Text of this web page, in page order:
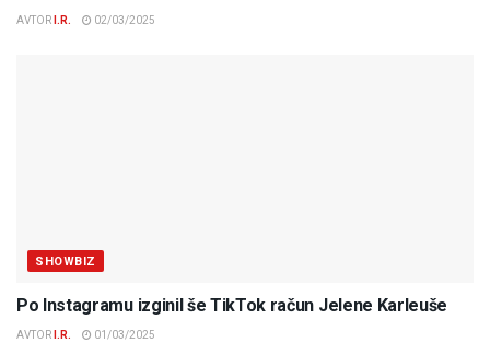
AVTOR I.R. 02/03/2025
SHOWBIZ
Po Instagramu izginil še TikTok račun Jelene Karleuše
AVTOR I.R. 01/03/2025